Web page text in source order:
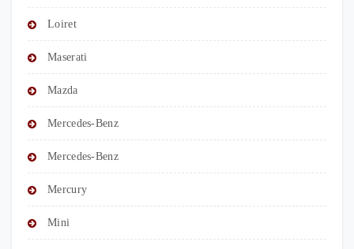
Loiret
Maserati
Mazda
Mercedes-Benz
Mercedes-Benz
Mercury
Mini